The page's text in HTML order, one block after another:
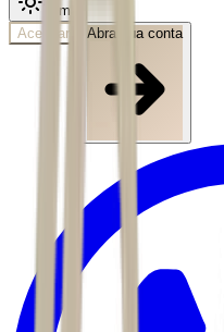
Tema
Acessar
Abra sua conta